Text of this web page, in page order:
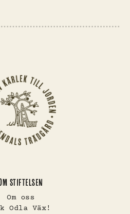
STIFTELSEN
Om oss
Odla Väx!